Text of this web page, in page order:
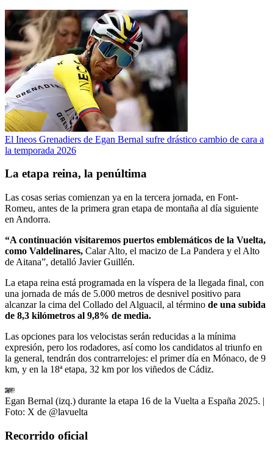
El Ineos Grenadiers de Egan Bernal sufre drástico cambio de cara a
la temporada 2026
La etapa reina, la penúltima
Las cosas serias comienzan ya en la tercera jornada, en Font-
Romeu, antes de la primera gran etapa de montaña al día siguiente
en Andorra.
“A continuación visitaremos puertos emblemáticos de la Vuelta,
como Valdelinares, Calar Alto, el macizo de La Pandera y el Alto
de Aitana”, detalló Javier Guillén.
La etapa reina está programada en la víspera de la llegada final, con
una jornada de más de 5.000 metros de desnivel positivo para
alcanzar la cima del Collado del Alguacil, al término de una subida
de 8,3 kilómetros al 9,8% de media.
Las opciones para los velocistas serán reducidas a la mínima
expresión, pero los rodadores, así como los candidatos al triunfo en
la general, tendrán dos contrarrelojes: el primer día en Mónaco, de 9
km, y en la 18ª etapa, 32 km por los viñedos de Cádiz.
Egan Bernal (izq.) durante la etapa 16 de la Vuelta a España 2025. |
Foto: X de @lavuelta
Recorrido oficial